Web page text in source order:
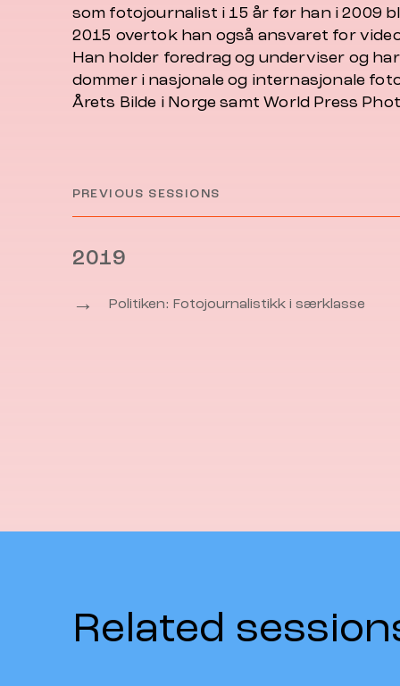
som fotojournalist i 15 år før han i 2009
2015 overtok han også ansvaret for
Han holder foredrag og underviser og
dommer i nasjonale og internasjonale
Årets Bilde i Norge samtWorld Press
PREVIOUS SESSIONS
2019
→
Politiken: Fotojournalistikk i særklasse
Related